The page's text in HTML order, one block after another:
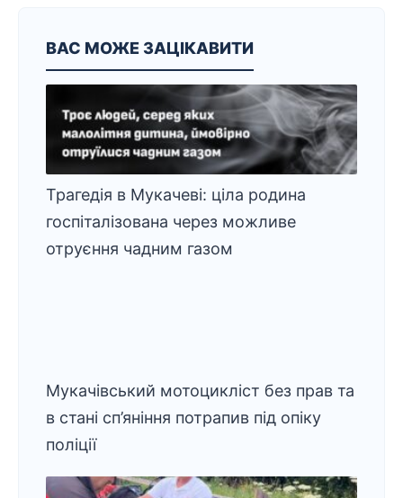
ВАС МОЖЕ ЗАЦІКАВИТИ
Трагедія в Мукачеві: ціла родина
госпіталізована через можливе
отруєння чадним газом
Мукачівський мотоцикліст без прав та
в стані сп’яніння потрапив під опіку
поліції